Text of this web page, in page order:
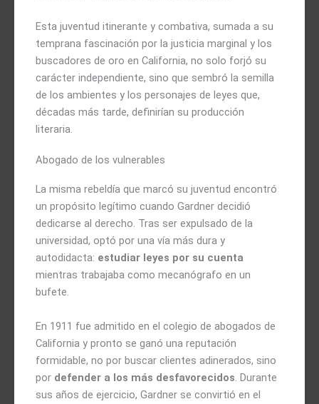
Esta juventud itinerante y combativa, sumada a su
temprana fascinación por la justicia marginal y los
buscadores de oro en California, no solo forjó su
carácter independiente, sino que sembró la semilla
de los ambientes y los personajes de leyes que,
décadas más tarde, definirían su producción
literaria.
Abogado de los vulnerables
La misma rebeldía que marcó su juventud encontró
un propósito legítimo cuando Gardner decidió
dedicarse al derecho. Tras ser expulsado de la
universidad, optó por una vía más dura y
autodidacta: estudiar leyes por su cuenta
mientras trabajaba como mecanógrafo en un
bufete.
En 1911 fue admitido en el colegio de abogados de
California y pronto se ganó una reputación
formidable, no por buscar clientes adinerados, sino
por defender a los más desfavorecidos. Durante
sus años de ejercicio, Gardner se convirtió en el